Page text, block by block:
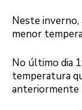
Neste inverno,
menor
No último dia
temperatura
anteriormente